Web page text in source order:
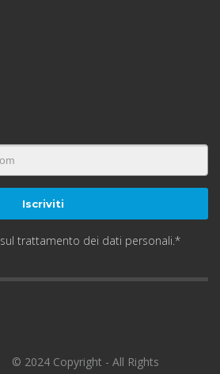
sul trattamento dei dati personali.*
© 2024 Copyright - All Rights